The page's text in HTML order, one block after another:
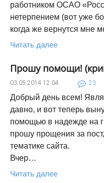
работником ОСАО
нетерпением (вот уже
когда же вернутся мне
Читать далее
Прошу помощи!
03.05.2014 12:04 23
Добрый день всем!
давно, и вот теперь
помощью в надежде на
прошу прощения за
тематике сайта.
Вчер…
Читать далее